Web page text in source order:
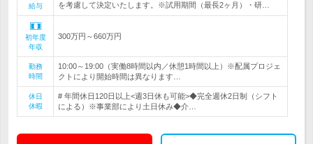
給与
を考慮して決定いたします。※試用期間（最長2ヶ月）・研…
初年度
年収
300万円～660万円
勤務
時間
10:00～19:00（実働8時間以内／休憩1時間以上）※配属プロジェ
クトにより開始時間は異なります…
休日
休暇
# 年間休日120日以上<週3日休も可能>◆完全週休2日制（シフト
による）※事業部により土日休み◆介…